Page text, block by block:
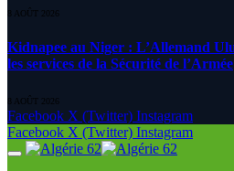
8 AOÛT 2026
Kidnapee au Niger : L’Allemand
les services de la Sécurité de l’Armée
8 AOÛT 2026
Facebook X (Twitter) Instagram
Facebook X (Twitter) Instagram